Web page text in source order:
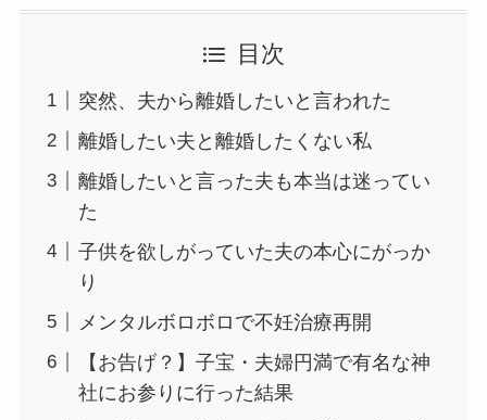
目次
突然、夫から離婚したいと言われた
離婚したい夫と離婚したくない私
離婚したいと言った夫も本当は迷ってい
た
子供を欲しがっていた夫の本心にがっか
り
メンタルボロボロで不妊治療再開
【お告げ？】子宝・夫婦円満で有名な神
社にお参りに行った結果